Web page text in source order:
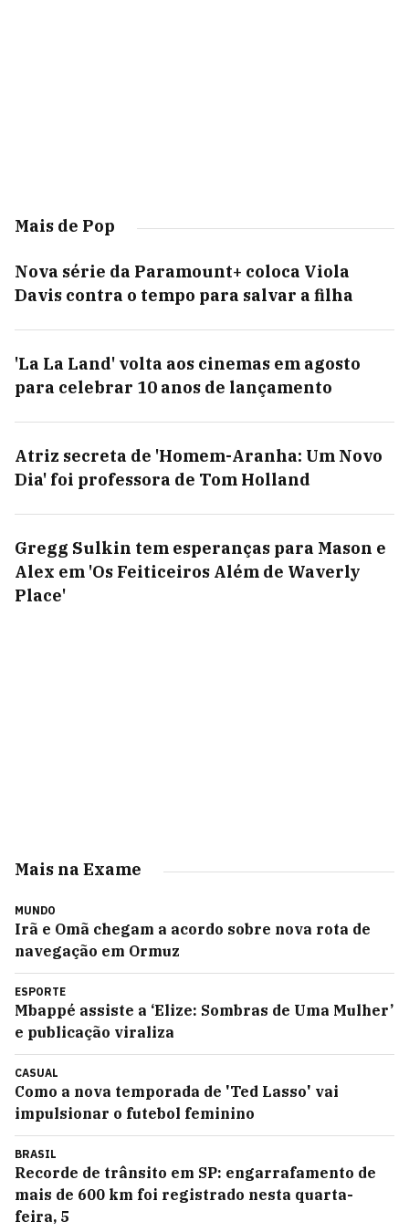
Mais de Pop
Nova série da Paramount+ coloca Viola
Davis contra o tempo para salvar a filha
'La La Land' volta aos cinemas em agosto
para celebrar 10 anos de lançamento
Atriz secreta de 'Homem-Aranha: Um Novo
Dia' foi professora de Tom Holland
Gregg Sulkin tem esperanças para Mason e
Alex em 'Os Feiticeiros Além de Waverly
Place'
Mais na Exame
MUNDO
Irã e Omã chegam a acordo sobre nova rota de
navegação em Ormuz
ESPORTE
Mbappé assiste a ‘Elize: Sombras de Uma Mulher’
e publicação viraliza
CASUAL
Como a nova temporada de 'Ted Lasso' vai
impulsionar o futebol feminino
BRASIL
Recorde de trânsito em SP: engarrafamento de
mais de 600 km foi registrado nesta quarta-
feira, 5